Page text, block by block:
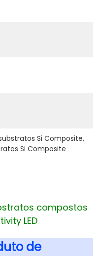
Si Composite,
Si Composite
compostos
LED
de